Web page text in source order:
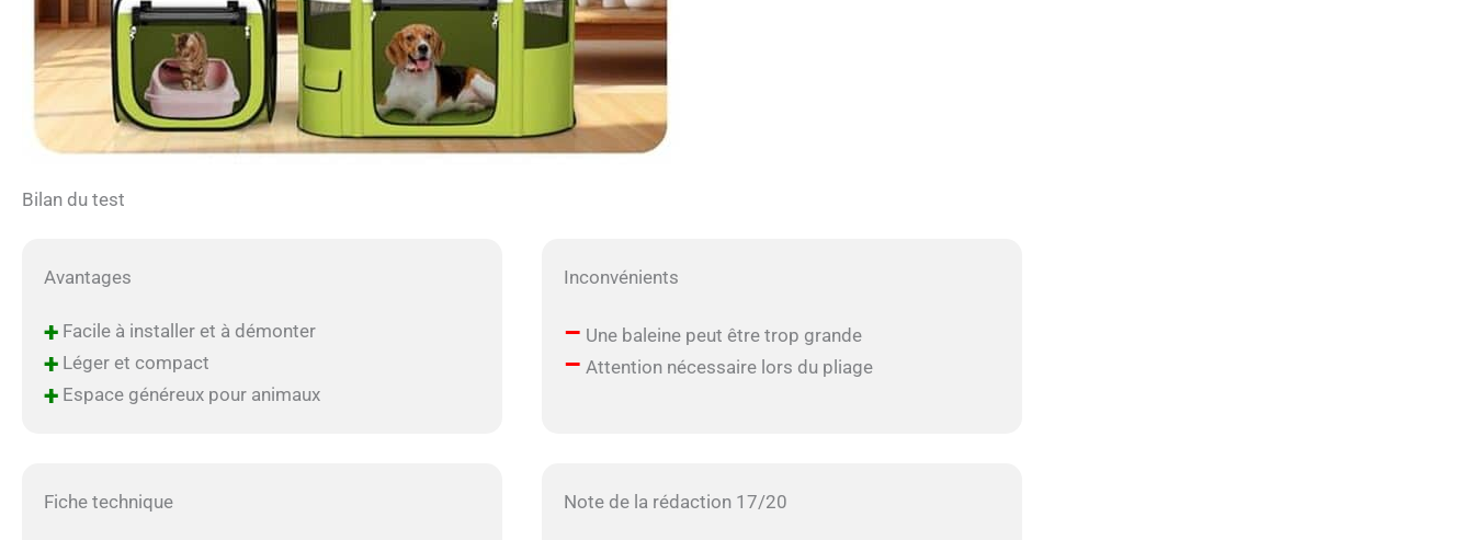
Bilan du test
Avantages
+ Facile à installer et à démonter
+ Léger et compact
+ Espace généreux pour animaux
Inconvénients
– Une baleine peut être trop grande
– Attention nécessaire lors du pliage
Fiche technique Note de la rédaction 17/20